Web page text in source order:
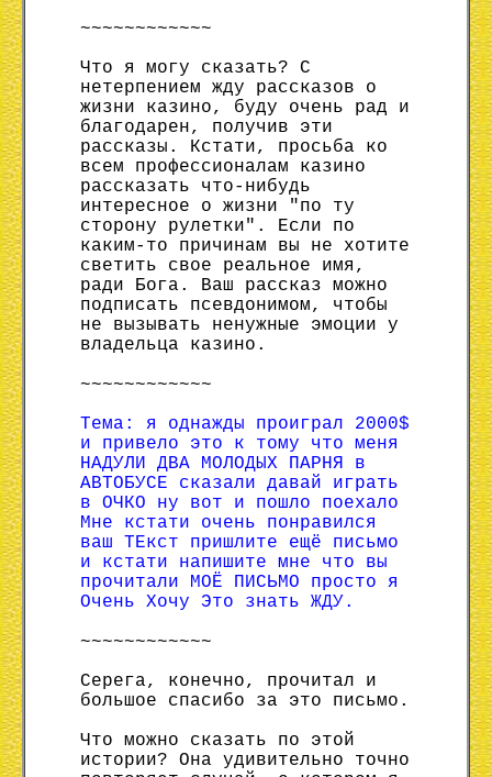
~~~~~~~~~~~~
Что я могу сказать? С
нетерпением жду рассказов о
жизни казино, буду очень рад и
благодарен, получив эти
рассказы. Кстати, просьба ко
всем профессионалам казино
рассказать что-нибудь
интересное о жизни "по ту
сторону рулетки". Если по
каким-то причинам вы не хотите
светить свое реальное имя,
ради Бога. Ваш рассказ можно
подписать псевдонимом, чтобы
не вызывать ненужные эмоции у
владельца казино.
~~~~~~~~~~~~
Тема: я однажды проиграл 2000$
и привело это к тому что меня
НАДУЛИ ДВА МОЛОДЫХ ПАРНЯ в
АВТОБУСЕ сказали давай играть
в ОЧКО ну вот и пошло поехало
Мне кстати очень понравился
ваш ТЕкст пришлите ещё письмо
и кстати напишите мне что вы
прочитали МОЁ ПИСЬМО просто я
Очень Хочу Это знать ЖДУ.
~~~~~~~~~~~~
Серега, конечно, прочитал и
большое спасибо за это письмо.
Что можно сказать по этой
истории? Она удивительно точно